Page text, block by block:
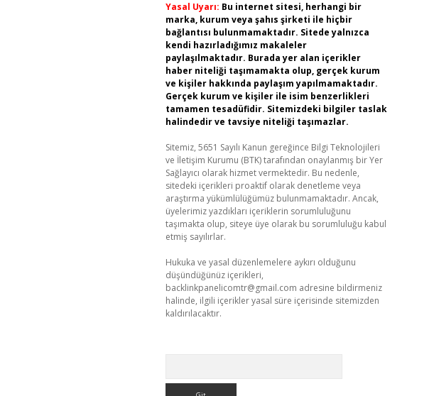
Yasal Uyarı: Bu internet sitesi, herhangi bir
marka, kurum veya şahıs şirketi ile hiçbir
bağlantısı bulunmamaktadır. Sitede yalnızca
kendi hazırladığımız makaleler
paylaşılmaktadır. Burada yer alan içerikler
haber niteliği taşımamakta olup, gerçek kurum
ve kişiler hakkında paylaşım yapılmamaktadır.
Gerçek kurum ve kişiler ile isim benzerlikleri
tamamen tesadüfidir. Sitemizdeki bilgiler taslak
halindedir ve tavsiye niteliği taşımazlar.
Sitemiz, 5651 Sayılı Kanun gereğince Bilgi Teknolojileri
ve İletişim Kurumu (BTK) tarafından onaylanmış bir Yer
Sağlayıcı olarak hizmet vermektedir. Bu nedenle,
sitedeki içerikleri proaktif olarak denetleme veya
araştırma yükümlülüğümüz bulunmamaktadır. Ancak,
üyelerimiz yazdıkları içeriklerin sorumluluğunu
taşımakta olup, siteye üye olarak bu sorumluluğu kabul
etmiş sayılırlar.
Hukuka ve yasal düzenlemelere aykırı olduğunu
düşündüğünüz içerikleri,
backlinkpanelicomtr@gmail.com adresine bildirmeniz
halinde, ilgili içerikler yasal süre içerisinde sitemizden
kaldırılacaktır.